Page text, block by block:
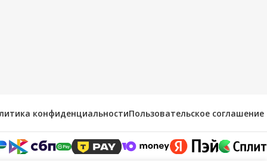
конфиденциальностиПользовательское соглашение